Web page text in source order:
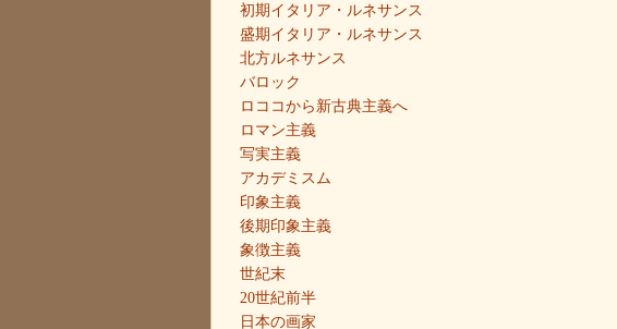
初期イタリア・ルネサンス
盛期イタリア・ルネサンス
北方ルネサンス
バロック
ロココから新古典主義へ
ロマン主義
写実主義
アカデミスム
印象主義
後期印象主義
象徴主義
世紀末
20世紀前半
日本の画家